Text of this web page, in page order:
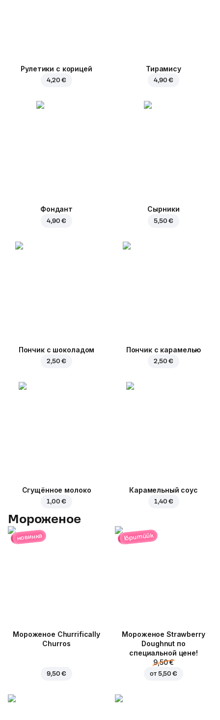
Рулетики с корицей
4,20 €
Тирамису
4,90 €
Фондант
4,90 €
Сырники
5,50 €
Пончик с шоколадом
2,50 €
Пончик с карамелью
2,50 €
Сгущённое молоко
1,00 €
Карамельный соус
1,40 €
Мороженое
новинка
Мороженое Churrifically
Churros
9,50 €
lõpumüük
Мороженое Strawberry
Doughnut по
специальной цене!
9,50 €
от 5,50 €